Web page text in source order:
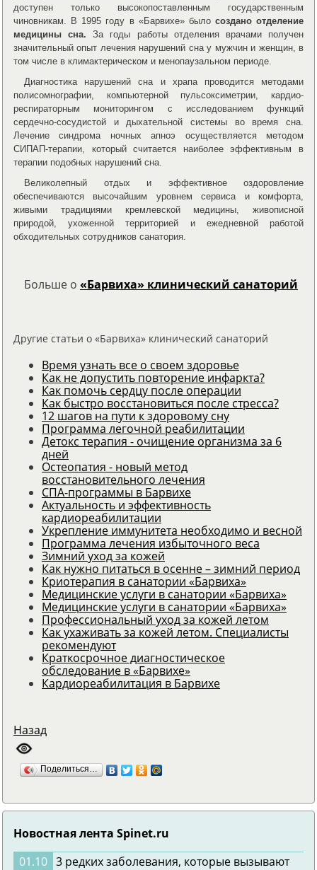
доступен только высокопоставленным государственным
чиновникам. В 1995 году в «Барвихе» было создано отделение
медицины сна. За годы работы отделения врачами получен
значительный опыт лечения нарушений сна у мужчин и женщин, в
том числе в климактерическом и менопаузальном периоде.
Диагностика нарушений сна и храпа проводится методами
полисомнографии, компьютерной пульсоксиметрии, кардио-
респираторным мониторингом с исследованием функций
сердечно-сосудистой и дыхательной системы во время сна.
Лечение синдрома ночных апноэ осуществляется методом
СИПАП-терапии, который считается наиболее эффективным в
терапии подобных нарушений сна.
Великолепный отдых и эффективное оздоровление
обеспечиваются высочайшим уровнем сервиса и комфорта,
живыми традициями кремлевской медицины, живописной
природой, ухоженной территорией и ежедневной работой
обходительных сотрудников санатория.
Больше о «Барвиха» клинический санаторий
Другие статьи о «Барвиха» клинический санаторий
Время узнать все о своем здоровье
Как не допустить повторение инфаркта?
Как помочь сердцу после операции
Как быстро восстановиться после стресса?
12 шагов на пути к здоровому сну
Программа легочной реабилитации
Детокс терапия - очищение организма за 6
дней
Остеопатия - новый метод
восстановительного лечения
СПА-программы в Барвихе
Актуальность и эффективность
кардиореабилитации
Укрепление иммунитета необходимо и весной
Программа лечения избыточного веса
Зимний уход за кожей
Как нужно питаться в осенне – зимний период
Криотерапия в санатории «Барвиха»
Медицинские услуги в санатории «Барвиха»
Медицинские услуги в санатории «Барвиха»
Профессиональный уход за кожей летом
Как ухаживать за кожей летом. Специалисты
рекомендуют
Краткосрочное диагностическое
обследование в «Барвихе»
Кардиореабилитация в Барвихе
Назад
Поделиться…
Новостная лента Spinet.ru
01.10 3 редких заболевания, которые вызывают